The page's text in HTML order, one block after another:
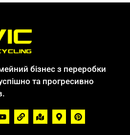
бізнес з переробки
та прогресивно